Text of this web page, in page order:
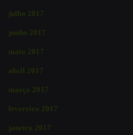
julho 2017
junho 2017
maio 2017
abril 2017
março 2017
fevereiro 2017
janeiro 2017